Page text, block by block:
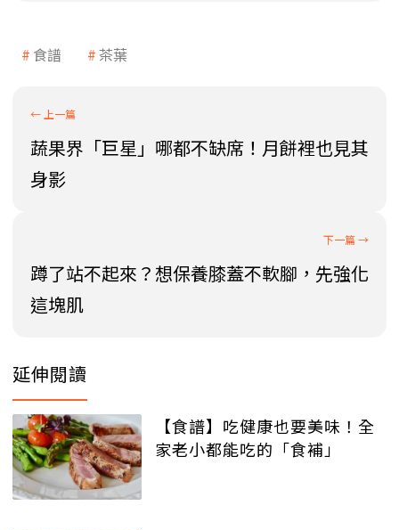
食譜 茶葉
蔬果界「巨星」哪都不缺席！月餅裡也見其
身影
蹲了站不起來？想保養膝蓋不軟腳，先強化
這塊肌
延伸閱讀
【食譜】吃健康也要美味！全
家老小都能吃的「食補」